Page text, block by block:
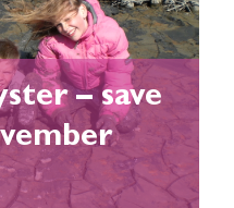
– save